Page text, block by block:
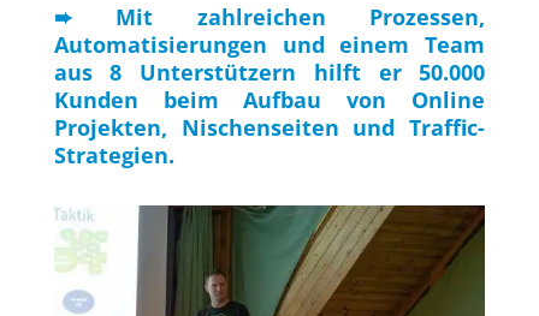
➨ Mit zahlreichen Prozessen,
Automatisierungen und einem Team
aus 8 Unterstützern hilft er 50.000
Kunden beim Aufbau von Online
Projekten, Nischenseiten und Traffic-
Strategien.